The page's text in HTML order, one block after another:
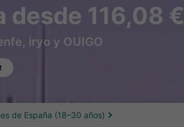
desde 116,08 €
iryo y OUIGO
de España (18–30 años)